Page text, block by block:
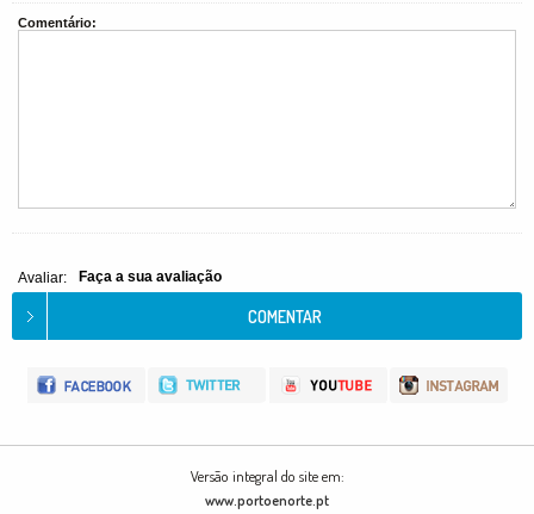
Comentário:
Avaliar: Faça a sua avaliação
Versão integral do site em:
www.portoenorte.pt